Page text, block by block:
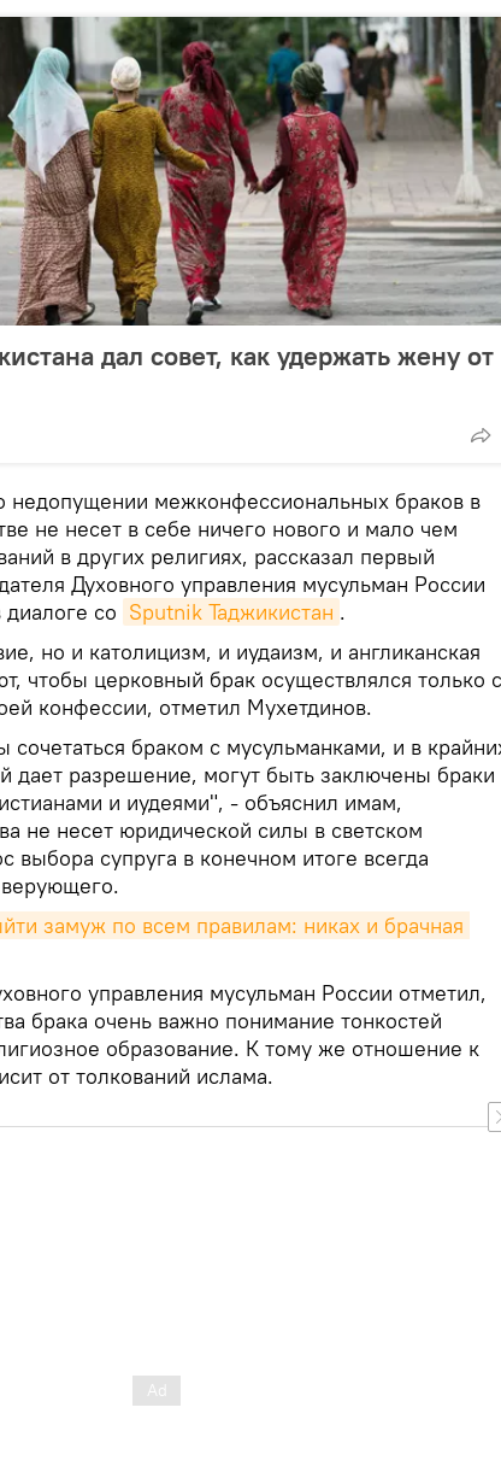
дал совет, как удержать жену от
недопущении межконфессиональных браков в
не несет в себе ничего нового и мало чем
в других религиях, рассказал первый
Духовного управления мусульман России
со Sputnik Таджикистан .
но и католицизм, и иудаизм, и англиканская
чтобы церковный брак осуществлялся только с
конфессии, отметил Мухетдинов.
браком с мусульманками, и в
дает разрешение, могут быть заключены браки
и иудеями", - объяснил имам,
не несет юридической силы в светском
выбора супруга в конечном итоге всегда
верующего.
замуж по всем правилам: никах и брачная
управления мусульман России отметил,
брака очень важно понимание тонкостей
образование. К тому же отношение к
от толкований ислама.